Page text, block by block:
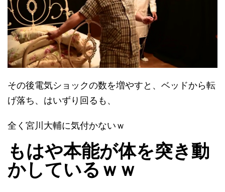
その後電気ショックの数を増やすと、ベッドから転
げ落ち、はいずり回るも、
全く宮川大輔に気付かないｗ
もはや本能が体を突き動
かしているｗｗ